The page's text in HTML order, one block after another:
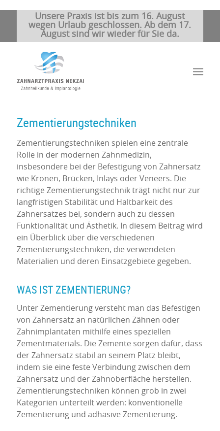
Unsere Praxis ist bis zum 16. August
wegen Urlaub geschlossen. Ab dem 17.
August sind wir wieder für Sie da.
Zementierungstechniken
Zementierungstechniken spielen eine zentrale
Rolle in der modernen Zahnmedizin,
insbesondere bei der Befestigung von Zahnersatz
wie Kronen, Brücken, Inlays oder Veneers. Die
richtige Zementierungstechnik trägt nicht nur zur
langfristigen Stabilität und Haltbarkeit des
Zahnersatzes bei, sondern auch zu dessen
Funktionalität und Ästhetik. In diesem Beitrag wird
ein Überblick über die verschiedenen
Zementierungstechniken, die verwendeten
Materialien und deren Einsatzgebiete gegeben.
WAS IST ZEMENTIERUNG?
Unter Zementierung versteht man das Befestigen
von Zahnersatz an natürlichen Zähnen oder
Zahnimplantaten mithilfe eines speziellen
Zementmaterials. Die Zemente sorgen dafür, dass
der Zahnersatz stabil an seinem Platz bleibt,
indem sie eine feste Verbindung zwischen dem
Zahnersatz und der Zahnoberfläche herstellen.
Zementierungstechniken können grob in zwei
Kategorien unterteilt werden: konventionelle
Zementierung und adhäsive Zementierung.